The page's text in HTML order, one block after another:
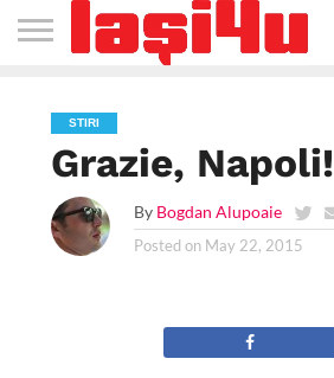
STIRI
Grazie, Napoli!
By Bogdan Alupoaie
Posted on May 22, 2015